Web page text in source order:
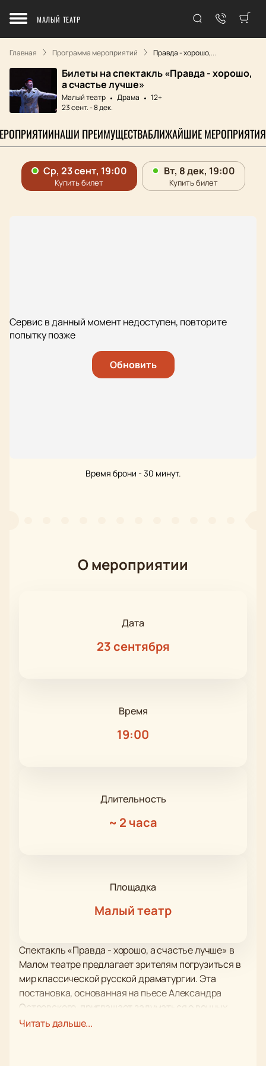
МАЛЫЙ ТЕАТР
Главная Программа мероприятий Правда - хорошо,...
Билеты на спектакль «Правда - хорошо,
а счастье лучше»
Малый театр Драма
12+
23 сент.-8 дек.
НАШИ ПРЕИМУЩЕСТВАБЛИЖАЙШИЕ МЕРОПРИЯТИЯ
Сервис в данный момент недоступен, повторите
попытку позже
Обновить
Время брони - 30 минут.
О мероприятии
Дата
23 сентября
Время
19:00
Длительность
~ 2 часа
Площадка
Малый театр
Спектакль «Правда - хорошо, а счастье лучше» в
Малом театре предлагает зрителям погрузиться в
мир классической русской драматургии. Эта
постановка, основанная на пьесе Александра
Островского, приглашает задуматься о вечных
вопросах истины и счастья. В центре сюжета —
Читать дальше...